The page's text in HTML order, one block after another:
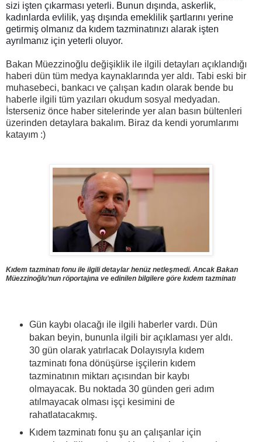
sizi işten çıkarması yeterli. Bunun dışında, askerlik,
kadınlarda evlilik, yaş dışında emeklilik şartlarını yerine
getirmiş olmanız da kıdem tazminatınızı alarak işten
ayrılmanız için yeterli oluyor.
Bakan Müezzinoğlu değişiklik ile ilgili detayları açıklandığı
haberi dün tüm medya kaynaklarında yer aldı. Tabi eski bir
muhasebeci, bankacı ve çalışan kadın olarak bende bu
haberle ilgili tüm yazıları okudum sosyal medyadan.
İsterseniz önce haber sitelerinde yer alan basın bültenleri
üzerinden detaylara bakalım. Biraz da kendi yorumlarımı
katayım :)
Kıdem tazminatı fonu ile ilgili detaylar henüz netleşmedi. Ancak Bakan
Müezzinoğlu’nun röportajına ve edinilen bilgilere göre kıdem tazminatı
Gün kaybı olacağı ile ilgili haberler vardı. Dün
bakan beyin, bununla ilgili bir açıklaması yer aldı.
30 gün olarak yatırlacak Dolayısıyla kıdem
tazminatı fona dönüşürse işçilerin kıdem
tazminatının miktarı açısından bir kaybı
olmayacak. Bu noktada 30 günden geri adım
atılmayacak olması işçi kesimini de
rahatlatacakmış.
Kıdem tazminatı fonu şu an çalışanlar için